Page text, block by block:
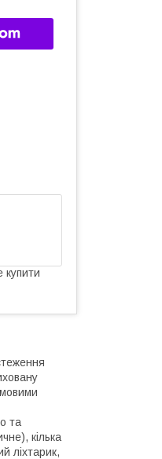
купити
та
кілька
ліхтарик,